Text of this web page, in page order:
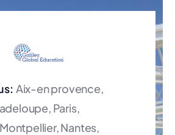
Aix-en provence,
Paris,
Nantes,